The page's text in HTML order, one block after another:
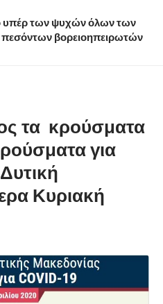
υπέρ των ψυχών όλων των
πεσόντων βορειοηπειρωτών
τα κρούσματα
για
Κυριακή